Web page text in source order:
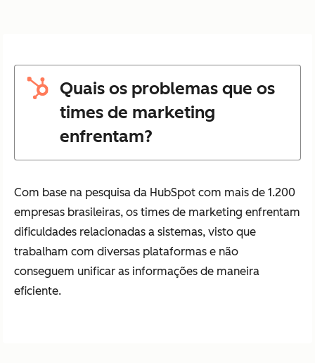
Quais os problemas que os
times de marketing
enfrentam?
Com base na pesquisa da HubSpot com mais de 1.200
empresas brasileiras, os times de marketing enfrentam
dificuldades relacionadas a sistemas, visto que
trabalham com diversas plataformas e não
conseguem unificar as informações de maneira
eficiente.